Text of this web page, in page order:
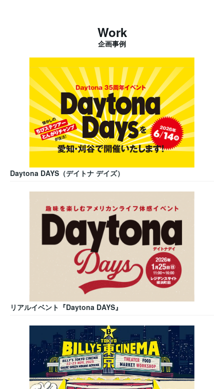
Work
企画事例
Daytona DAYS（デイトナ デイズ）
リアルイベント『Daytona DAYS』